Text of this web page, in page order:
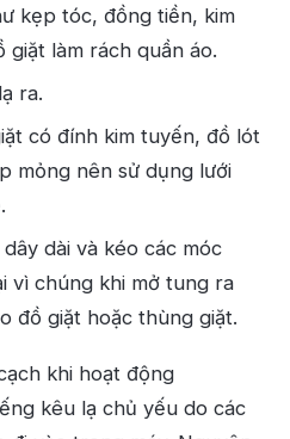
kẹp tóc, đồng tiền, kim
làm rách quần áo.
ra.
có đính kim tuyến, đồ lót
mỏng nên sử dụng lưới
dài và kéo các móc
vì chúng khi mở tung ra
đồ giặt hoặc thùng giặt.
khi hoạt động
kêu lạ chủ yếu do các